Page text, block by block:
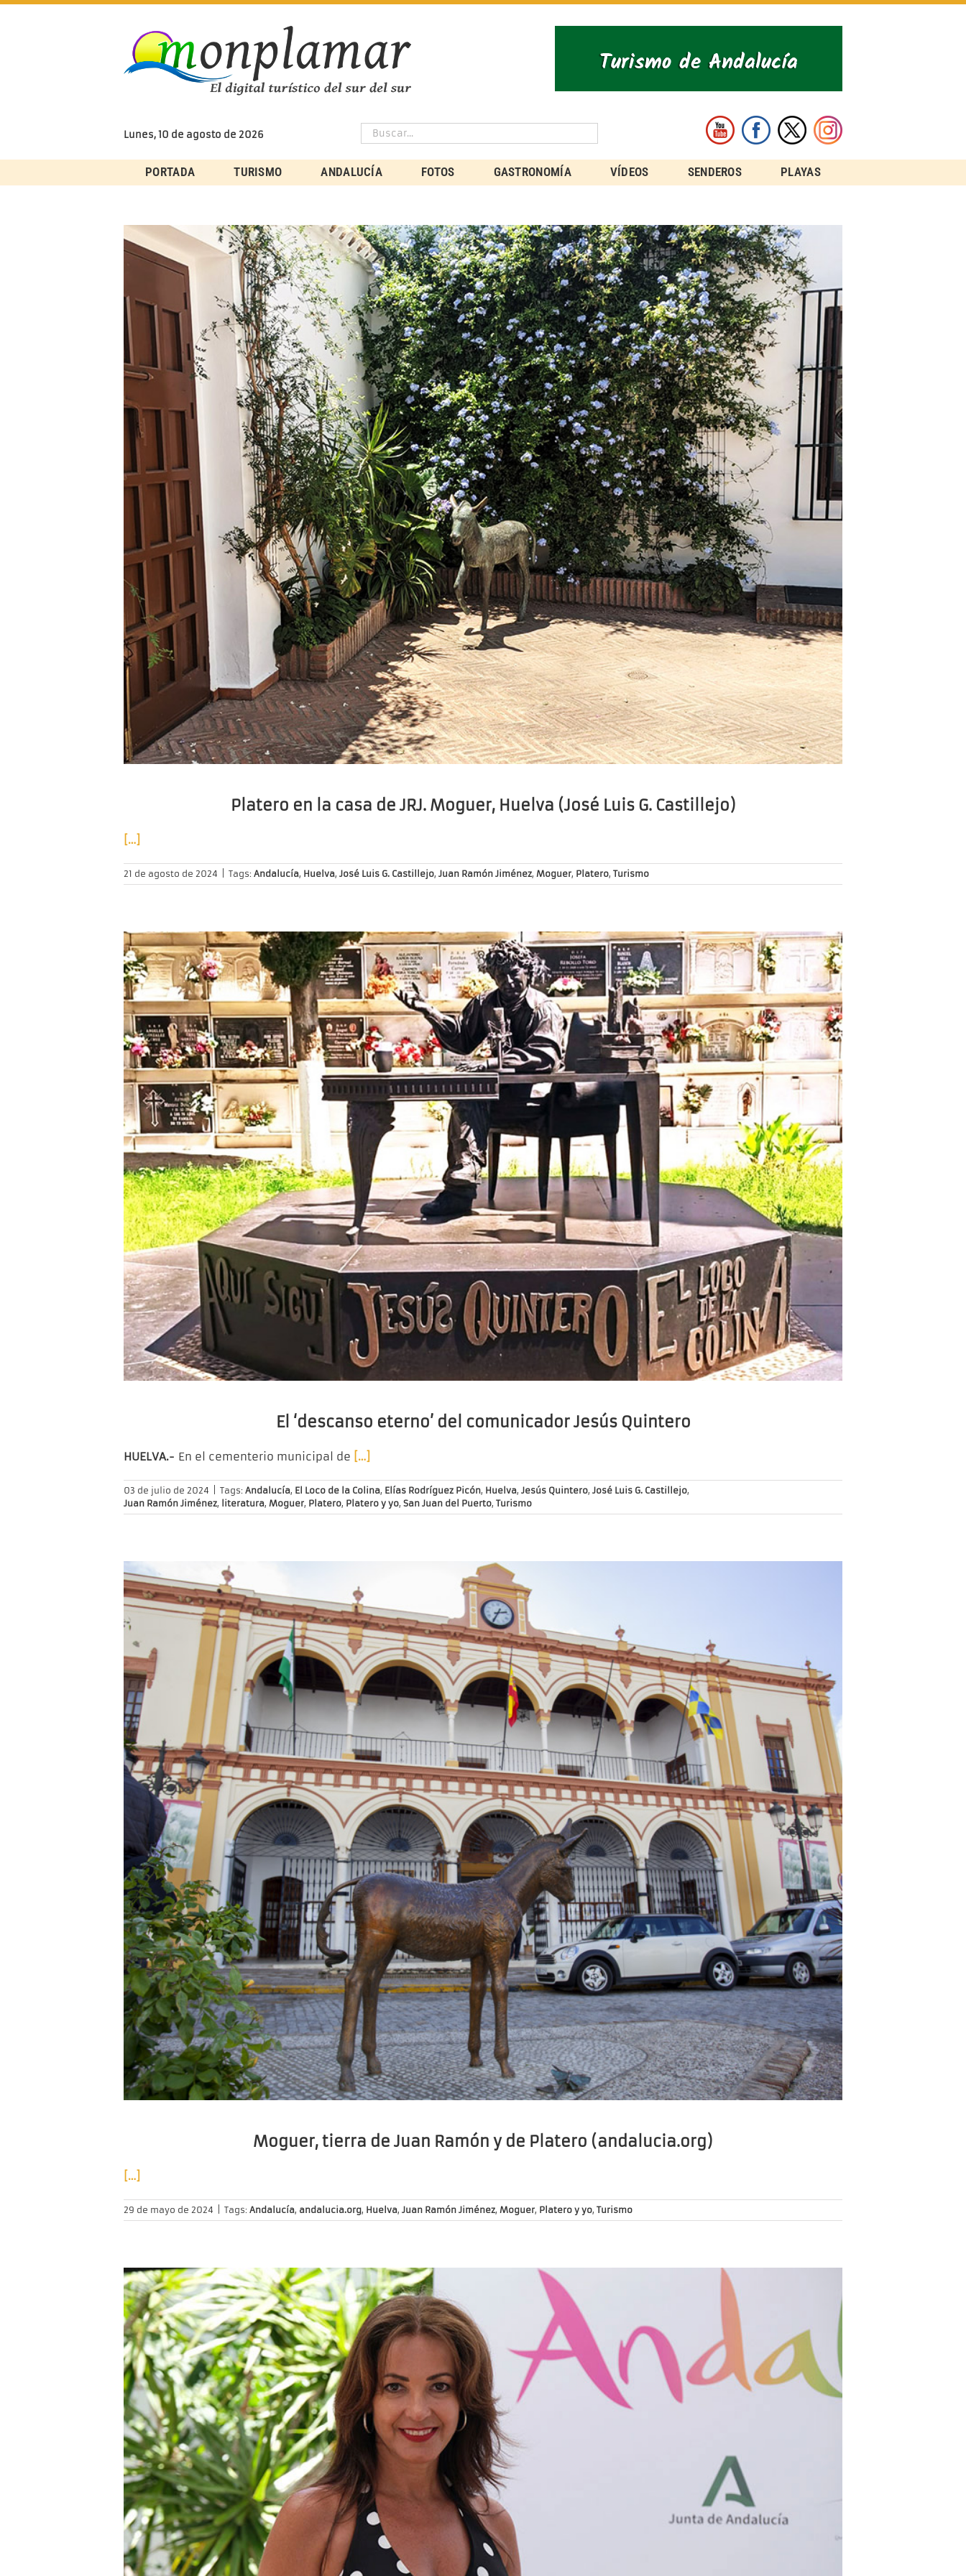
Skip
Lunes, 10 de agosto de 2026
PORTADA TURISMO ANDALUCÍA FOTOS GASTRONOMÍA VÍDEOS SENDEROS PLAYAS
Platero en la casa de JRJ. Moguer, Huelva (José Luis G. Castillejo)
[…]
21 de agosto de 2024 Tags: Andalucía, Huelva, José Luis G. Castillejo, Juan Ramón Jiménez, Moguer, Platero, Turismo
El ‘descanso eterno’ del comunicador Jesús Quintero
HUELVA.- En el cementerio municipal de […]
03 de julio de 2024 Tags: Andalucía, El Loco de la Colina, Elías Rodríguez Picón, Huelva, Jesús Quintero, José Luis G. Castillejo,
Juan Ramón Jiménez, literatura, Moguer, Platero, Platero y yo, San Juan del Puerto, Turismo
Moguer, tierra de Juan Ramón y de Platero (andalucia.org)
[…]
29 de mayo de 2024 Tags: Andalucía, andalucia.org, Huelva, Juan Ramón Jiménez, Moguer, Platero y yo, Turismo